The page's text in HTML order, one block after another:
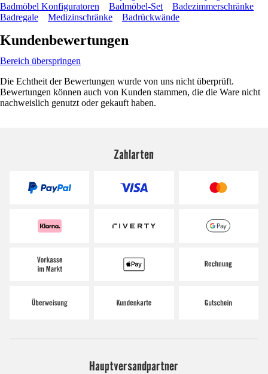
Badmöbel Konfiguratoren
Badmöbel-Set
Badezimmerschränke
Badregale
Medizinschränke Badrückwände
Kundenbewertungen
Bereich überspringen
Die Echtheit der Bewertungen wurde von uns nicht überprüft.
Bewertungen können auch von Kunden stammen, die die Ware nicht
nachweislich genutzt oder gekauft haben.
Zahlarten
Hauptversandpartner